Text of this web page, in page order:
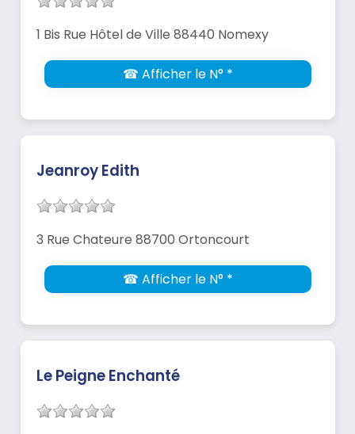
1 Bis Rue Hôtel de Ville 88440 Nomexy
☎ Afficher le N° *
Jeanroy Edith
3 Rue Chateure 88700 Ortoncourt
☎ Afficher le N° *
Le Peigne Enchanté